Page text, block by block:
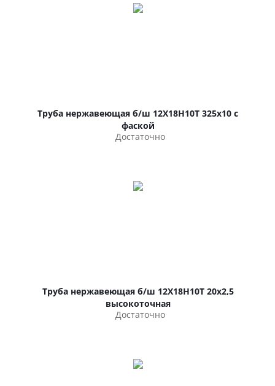
Труба нержавеющая б/ш 12Х18Н10Т 325х10 с
фаской
Достаточно
Труба нержавеющая б/ш 12Х18Н10Т 20х2,5
высокоточная
Достаточно